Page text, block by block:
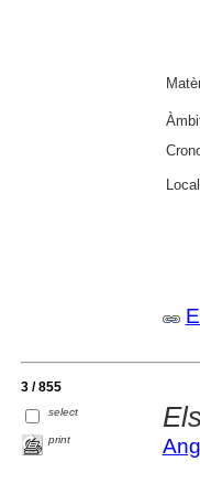
3 / 855
select
print